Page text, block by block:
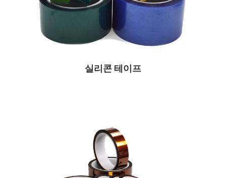
실리콘 테이프